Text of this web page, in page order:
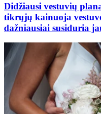
Didžiausi vestuvių
tikrųjų kainuoja
dažniausiai susiduria